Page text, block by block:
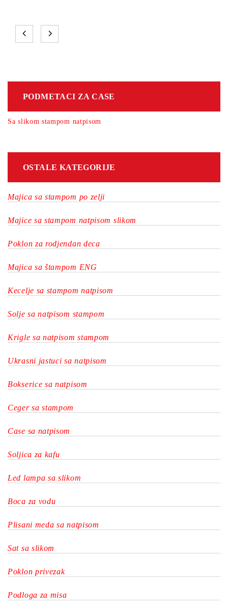
PODMETACI ZA CASE
Sa slikom stampom natpisom
OSTALE KATEGORIJE
Majica sa stampom po zelji
Majice sa stampom natpisom slikom
Poklon za rodjendan deca
Majica sa štampom ENG
Kecelje sa stampom natpisom
Solje sa natpisom stampom
Krigle sa natpisom stampom
Ukrasni jastuci sa natpisom
Bokserice sa natpisom
Ceger sa stampom
Case sa natpisom
Soljica za kafu
Led lampa sa slikom
Boca za vodu
Plisani meda sa natpisom
Sat sa slikom
Poklon privezak
Podloga za misa